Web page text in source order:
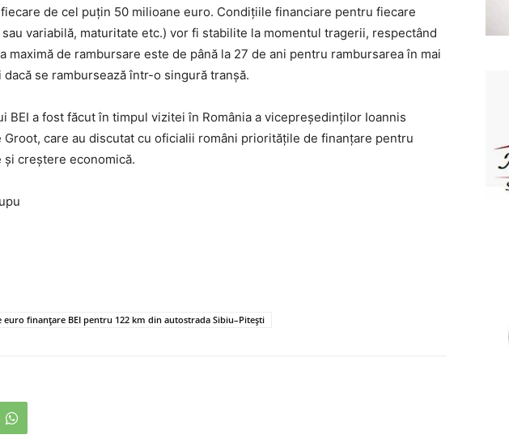
de cel puțin 50 milioane euro. Condițiile financiare pentru fiecare
variabilă, maturitate etc.) vor fi stabilite la momentul tragerii, respectând
maximă de rambursare este de până la 27 de ani pentru rambursarea în mai
dacă se rambursează într-o singură tranșă.
BEI a fost făcut în timpul vizitei în România a vicepreședinților Ioannis
Groot, care au discutat cu oficialii români prioritățile de finanțare pentru
creștere economică.
euro finanțare BEI pentru 122 km din autostrada Sibiu–Pitești